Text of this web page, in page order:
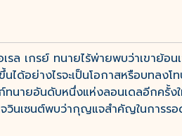
รล เกรย์ ทนายไร้พ่ายพบว่าเขาย้อ
ได้อย่างไรจะเป็นโอกาสหรือบทลงโ
นายอันดับหนึ่งแห่งลอนเดลอีกครั้ง
วินเซนต์พบว่ากุญแจสำคัญในการ